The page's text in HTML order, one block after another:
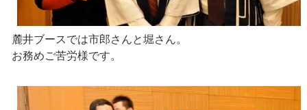
麓井ブースでは市郎さんと堀さん。
お務めご苦労様です。